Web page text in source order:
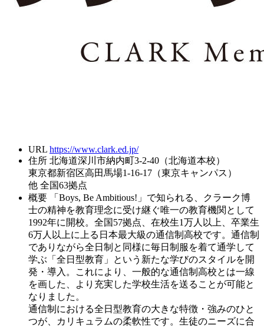
URL https://www.clark.ed.jp/
住所 北海道深川市納内町3-2-40（北海道本校）
東京都新宿区高田馬場1-16-17（東京キャンパス）
他 全国63拠点
概要
「Boys, Be Ambitious!」で知られる、クラーク博
士の精神を教育理念に受け継ぐ唯一の教育機関として
1992年に開校。全国57拠点、在校生1万人以上、卒業生
6万人以上に上る日本最大級の通信制高校です。通信制
でありながら全日制と同様に毎日制服を着て通学して
学ぶ「全日型教育」という新たな学びのスタイルを開
発・導入。これにより、一般的な通信制高校とは一線
を画した、より充実した学校生活を送ることが可能と
なりました。
通信制における全日型教育の大きな特徴・強みのひと
つが、カリキュラムの柔軟性です。生徒のニーズに合